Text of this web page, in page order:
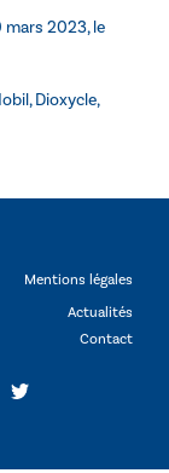
mars 2023, le
Dioxycle,
Mentions légales
Actualités
Contact